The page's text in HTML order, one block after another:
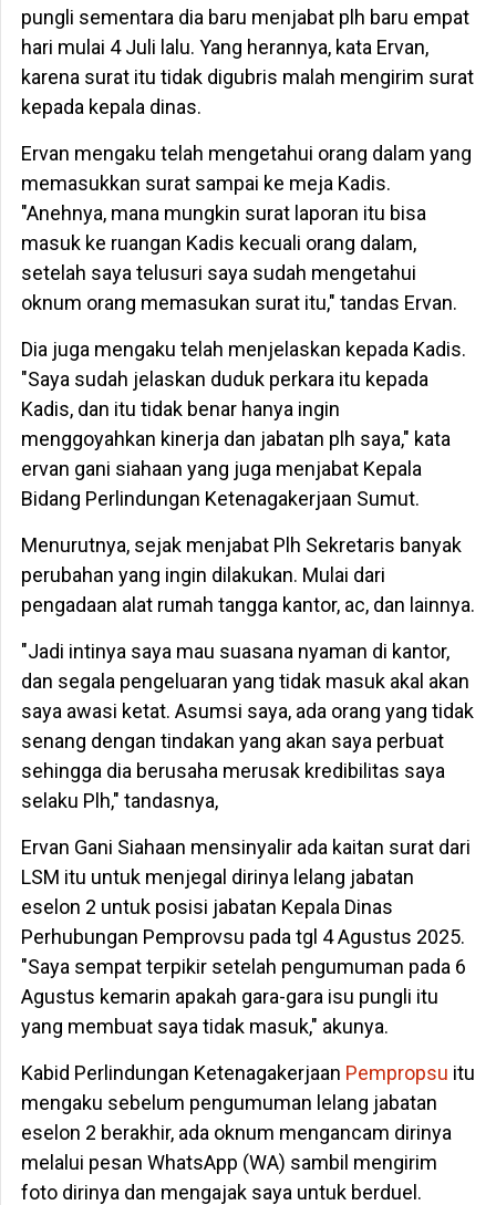
pungli sementara dia baru menjabat plh baru empat
hari mulai 4 Juli lalu. Yang herannya, kata Ervan,
karena surat itu tidak digubris malah mengirim surat
kepada kepala dinas.
Ervan mengaku telah mengetahui orang dalam yang
memasukkan surat sampai ke meja Kadis.
"Anehnya, mana mungkin surat laporan itu bisa
masuk ke ruangan Kadis kecuali orang dalam,
setelah saya telusuri saya sudah mengetahui
oknum orang memasukan surat itu," tandas Ervan.
Dia juga mengaku telah menjelaskan kepada Kadis.
"Saya sudah jelaskan duduk perkara itu kepada
Kadis, dan itu tidak benar hanya ingin
menggoyahkan kinerja dan jabatan plh saya," kata
ervan gani siahaan yang juga menjabat Kepala
Bidang Perlindungan Ketenagakerjaan Sumut.
Menurutnya, sejak menjabat Plh Sekretaris banyak
perubahan yang ingin dilakukan. Mulai dari
pengadaan alat rumah tangga kantor, ac, dan lainnya.
"Jadi intinya saya mau suasana nyaman di kantor,
dan segala pengeluaran yang tidak masuk akal akan
saya awasi ketat. Asumsi saya, ada orang yang tidak
senang dengan tindakan yang akan saya perbuat
sehingga dia berusaha merusak kredibilitas saya
selaku Plh," tandasnya,
Ervan Gani Siahaan mensinyalir ada kaitan surat dari
LSM itu untuk menjegal dirinya lelang jabatan
eselon 2 untuk posisi jabatan Kepala Dinas
Perhubungan Pemprovsu pada tgl 4 Agustus 2025.
"Saya sempat terpikir setelah pengumuman pada 6
Agustus kemarin apakah gara-gara isu pungli itu
yang membuat saya tidak masuk," akunya.
Kabid Perlindungan Ketenagakerjaan Pempropsu itu
mengaku sebelum pengumuman lelang jabatan
eselon 2 berakhir, ada oknum mengancam dirinya
melalui pesan WhatsApp (WA) sambil mengirim
foto dirinya dan mengajak saya untuk berduel.